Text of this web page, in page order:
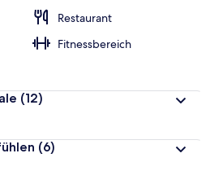
Restaurant
Fitnessbereich
(12)
(6)